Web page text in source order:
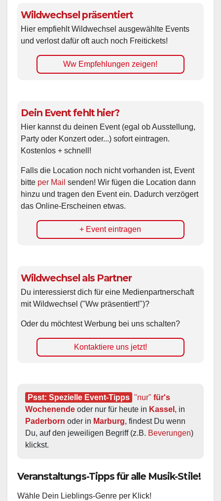
Wildwechsel präsentiert
Hier empfiehlt Wildwechsel ausgewählte Events
und verlost dafür oft auch noch Freitickets!
Ww Empfehlungen zeigen!
Dein Event fehlt hier?
Hier kannst du deinen Event (egal ob Ausstellung,
Party oder Konzert oder...) sofort eintragen.
Kostenlos + schnell!
Falls die Location noch nicht vorhanden ist, Event
bitte per Mail senden! Wir fügen die Location dann
hinzu und tragen den Event ein. Dadurch verzögert
das Online-Erscheinen etwas.
+ Event eintragen
Wildwechsel als Partner
Du interessierst dich für eine Medienpartnerschaft
mit Wildwechsel ("Ww präsentiert!")?
Oder du möchtest Werbung bei uns schalten?
Kontaktiere uns jetzt!
Psst: Spezielle Event-Tipps "nur" für's
Wochenende oder nur für heute in Kassel
Paderborn oder in Marburg, findest Du wenn
Du, auf den jeweiligen Begriff (z.B. Beverungen)
klickst.
Veranstaltungs-Tipps für alle Musik-Stile!
Wähle Dein Lieblings-Genre per Klick!